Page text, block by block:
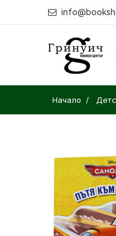
Начало